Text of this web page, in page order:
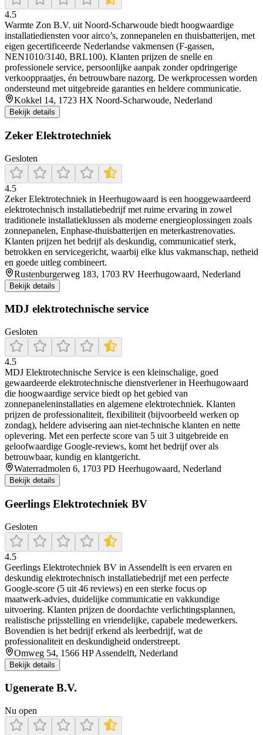
4.5
Warmte Zon B.V. uit Noord‑Scharwoude biedt hoogwaardige
installatiediensten voor airco’s, zonnepanelen en thuisbatterijen, met
eigen gecertificeerde Nederlandse vakmensen (F-gassen,
NEN1010/3140, BRL100). Klanten prijzen de snelle en
professionele service, persoonlijke aanpak zonder opdringerige
verkooppraatjes, én betrouwbare nazorg. De werkprocessen worden
ondersteund met uitgebreide garanties en heldere communicatie.
Kokkel 14, 1723 HX Noord-Scharwoude, Nederland
Bekijk details
Zeker Elektrotechniek
Gesloten
4.5
Zeker Elektrotechniek in Heerhugowaard is een hooggewaardeerd
elektrotechnisch installatiebedrijf met ruime ervaring in zowel
traditionele installatieklussen als moderne energieoplossingen zoals
zonnepanelen, Enphase-thuisbatterijen en meterkastrenovaties.
Klanten prijzen het bedrijf als deskundig, communicatief sterk,
betrokken en servicegericht, waarbij elke klus vakmanschap, netheid
en goede uitleg combineert.
Rustenburgerweg 183, 1703 RV Heerhugowaard, Nederland
Bekijk details
MDJ elektrotechnische service
Gesloten
4.5
MDJ Elektrotechnische Service is een kleinschalige, goed
gewaardeerde elektrotechnische dienstverlener in Heerhugowaard
die hoogwaardige service biedt op het gebied van
zonnepaneleninstallaties en algemene elektrotechniek. Klanten
prijzen de professionaliteit, flexibiliteit (bijvoorbeeld werken op
zondag), heldere advisering aan niet-technische klanten en nette
oplevering. Met een perfecte score van 5 uit 3 uitgebreide en
geloofwaardige Google-reviews, komt het bedrijf over als
betrouwbaar, kundig en klantgericht.
Waterradmolen 6, 1703 PD Heerhugowaard, Nederland
Bekijk details
Geerlings Elektrotechniek BV
Gesloten
4.5
Geerlings Elektrotechniek BV in Assendelft is een ervaren en
deskundig elektrotechnisch installatiebedrijf met een perfecte
Google-score (5 uit 46 reviews) en een sterke focus op
maatwerk‑advies, duidelijke communicatie en vakkundige
uitvoering. Klanten prijzen de doordachte verlichtingsplannen,
realistische prijsstelling en vriendelijke, capabele medewerkers.
Bovendien is het bedrijf erkend als leerbedrijf, wat de
professionaliteit en deskundigheid onderstreept.
Omweg 54, 1566 HP Assendelft, Nederland
Bekijk details
Ugenerate B.V.
Nu open